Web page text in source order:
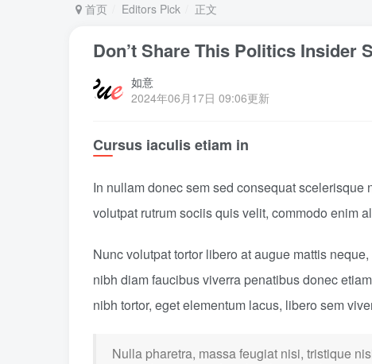
首页 Editors Pick 正文
Don’t Share This Politics Insider
如意
2024年06月17日 09:06更新
Cursus iaculis etiam in
In nullam donec sem sed consequat
volutpat rutrum sociis quis velit, commodo enim
Nunc volutpat tortor libero at augue mattis
nibh diam faucibus viverra penatibus donec
nibh tortor, eget elementum lacus, libero sem
Nulla pharetra, massa feugiat nisi, tristique